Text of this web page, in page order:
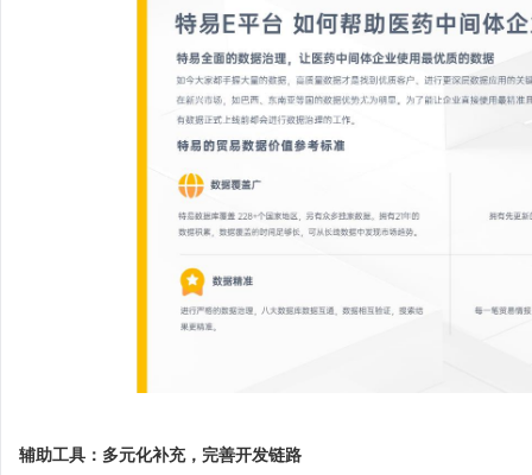
辅助工具：多元化补充，完善开发链路